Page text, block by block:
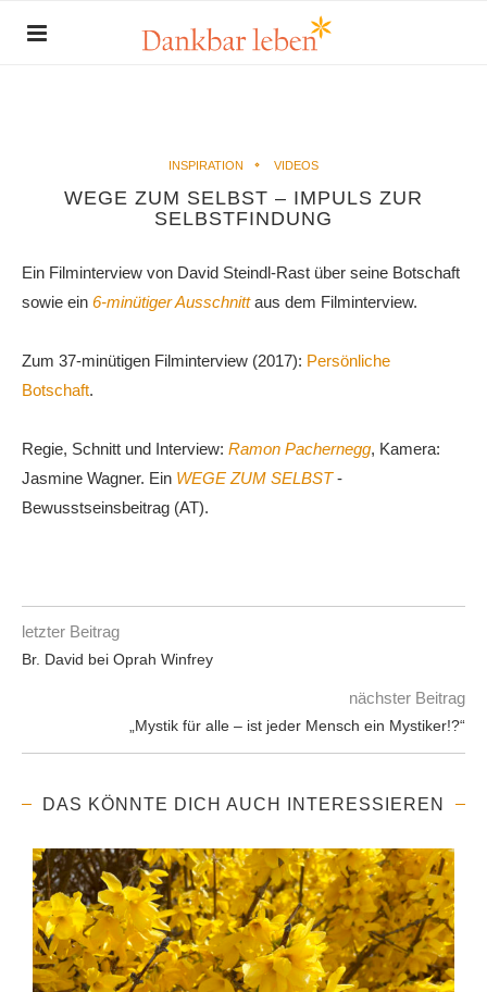
INSPIRATION VIDEOS
WEGE ZUM SELBST – IMPULS ZUR
SELBSTFINDUNG
Ein Filminterview von David Steindl-Rast über seine Botschaft
sowie ein 6-minütiger Ausschnittaus dem Filminterview.
Zum 37-minütigen Filminterview (2017): Persönliche
Botschaft.
Regie, Schnitt und Interview: Ramon Pachernegg, Kamera:
Jasmine Wagner. Ein WEGE ZUM SELBST-
Bewusstseinsbeitrag (AT).
letzter Beitrag
Br. David bei Oprah Winfrey
nächster Beitrag
„Mystik für alle – ist jeder Mensch ein Mystiker!?“
DAS KÖNNTE DICH AUCH INTERESSIEREN